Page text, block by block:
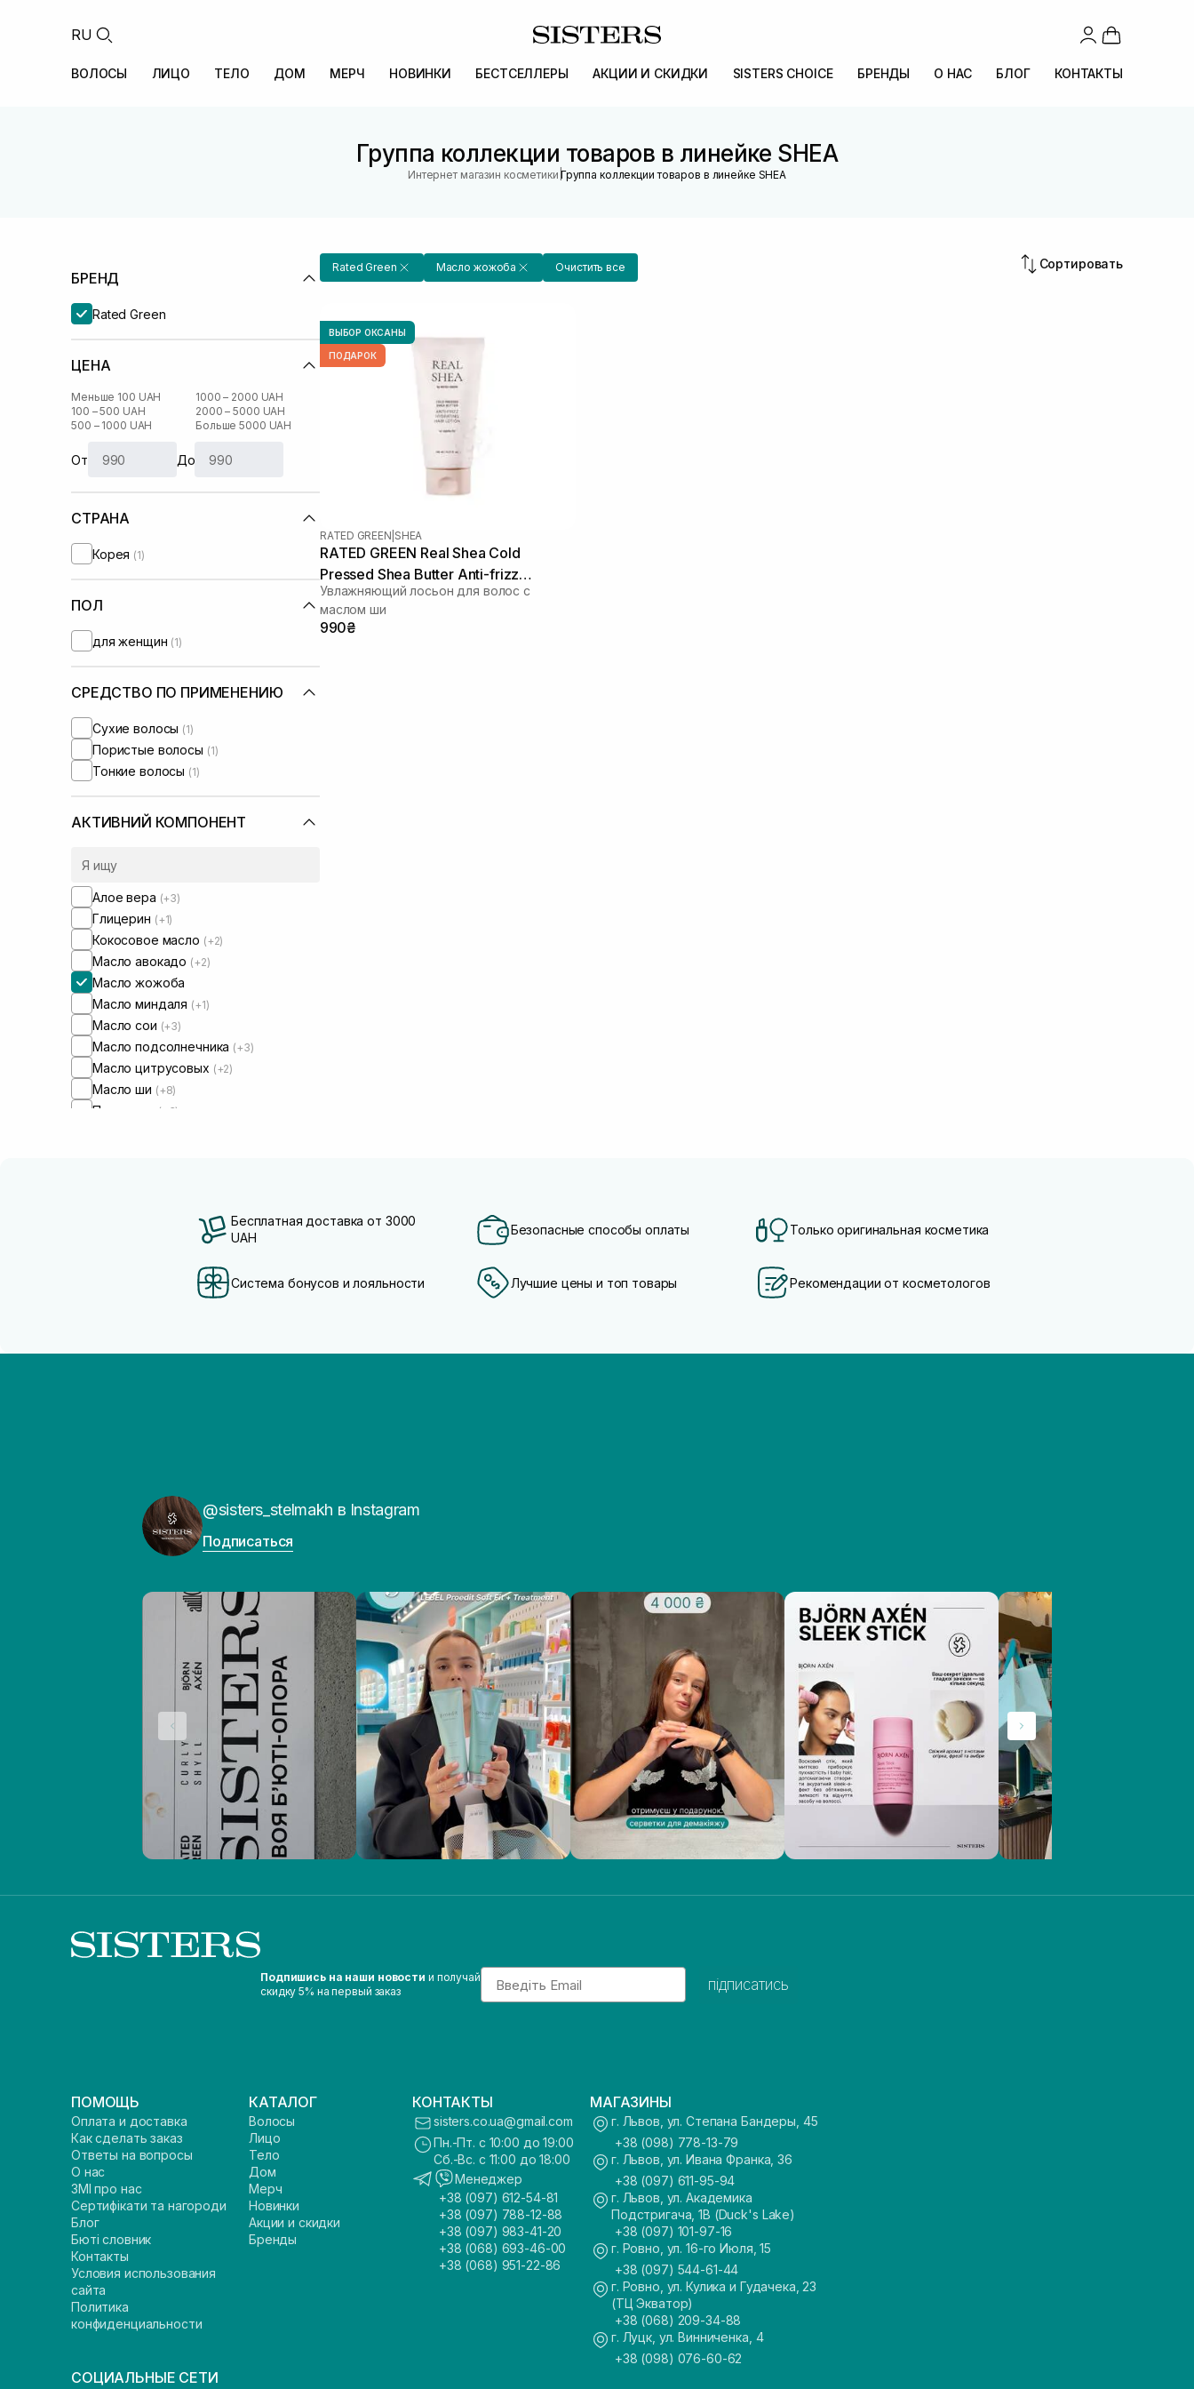
RU
ВОЛОСЫ ЛИЦО ТЕЛО ДОМ МЕРЧ НОВИНКИ БЕСТСЕЛЛЕРЫ АКЦИИ И СКИДКИ SISTERS CHOICE БРЕНДЫ О НАС БЛОГ КОНТАКТЫ
Группа коллекции товаров в линейке SHEA
Интернет магазин косметики |Группа коллекции товаров в линейке SHEA
БРЕНД
Rated Green
ЦЕНА
Меньше 100 UAH
100 – 500 UAH
500 – 1000 UAH
1000 – 2000 UAH
2000 – 5000 UAH
Больше 5000 UAH
От До
СТРАНА
Корея (1)
ПОЛ
для женщин (1)
СРЕДСТВО ПО ПРИМЕНЕНИЮ
Сухие волосы (1)
Пористые волосы (1)
Тонкие волосы (1)
АКТИВНИЙ КОМПОНЕНТ
Алое вера (+3)
Глицерин (+1)
Кокосовое масло (+2)
Масло авокадо (+2)
Масло жожоба
Масло миндаля (+1)
Масло сои (+3)
Масло подсолнечника (+3)
Масло цитрусовых (+2)
Масло ши (+8)
Протеины (+3)
Rated Green Масло жожоба Очистить все Сортировать
ВЫБОР ОКСАНЫ
ПОДАРОК
RATED GREEN SHEA
RATED GREEN Real Shea Cold
Pressed Shea Butter Anti-frizz
Hydrating Hair Lotion 150 мл
Увлажняющий лосьон для волос с
маслом ши
990₴
Бесплатная доставка от 3000
UAH
Безопасные способы оплаты Только оригинальная косметика
Система бонусов и лояльности Лучшие цены и топ товары Рекомендации от косметологов
@sisters_stelmakh в Instagram
Подписаться
Подпишись на наши новости и получай
скидку 5% на первый заказ
Email
підписатись
ПОМОЩЬ
Оплата и доставка
Как сделать заказ
Ответы на вопросы
О нас
ЗМІ про нас
Сертифікати та нагороди
Блог
Бюті словник
Контакты
Условия использования
сайта
Политика
конфиденциальности
КАТАЛОГ
Волосы
Лицо
Тело
Дом
Мерч
Новинки
Акции и скидки
Бренды
КОНТАКТЫ
sisters.co.ua@gmail.com
Пн.-Пт. с 10:00 до 19:00
Сб.-Вс. с 11:00 до 18:00
Менеджер
+38 (097) 612-54-81
+38 (097) 788-12-88
+38 (097) 983-41-20
+38 (068) 693-46-00
+38 (068) 951-22-86
МАГАЗИНЫ
г. Львов, ул. Степана Бандеры, 45
+38 (098) 778-13-79
г. Львов, ул. Ивана Франка, 36
+38 (097) 611-95-94
г. Львов, ул. Академика
Подстригача, 1В (Duck's Lake)
+38 (097) 101-97-16
г. Ровно, ул. 16-го Июля, 15
+38 (097) 544-61-44
г. Ровно, ул. Кулика и Гудачека, 23
(ТЦ Экватор)
+38 (068) 209-34-88
г. Луцк, ул. Винниченка, 4
+38 (098) 076-60-62
СОЦИАЛЬНЫЕ СЕТИ